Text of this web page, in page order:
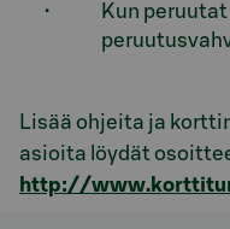
Kun
Lisää ohjeita ja
asioita löydät
http://